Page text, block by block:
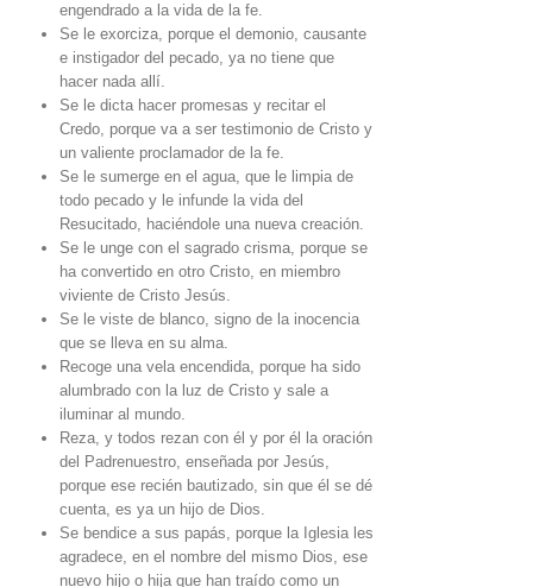
engendrado a la vida de la fe.
Se le exorciza, porque el demonio, causante
e instigador del pecado, ya no tiene que
hacer nada allí.
Se le dicta hacer promesas y recitar el
Credo, porque va a ser testimonio de Cristo y
un valiente proclamador de la fe.
Se le sumerge en el agua, que le limpia de
todo pecado y le infunde la vida del
Resucitado, haciéndole una nueva creación.
Se le unge con el sagrado crisma, porque se
ha convertido en otro Cristo, en miembro
viviente de Cristo Jesús.
Se le viste de blanco, signo de la inocencia
que se lleva en su alma.
Recoge una vela encendida, porque ha sido
alumbrado con la luz de Cristo y sale a
iluminar al mundo.
Reza, y todos rezan con él y por él la oración
del Padrenuestro, enseñada por Jesús,
porque ese recién bautizado, sin que él se dé
cuenta, es ya un hijo de Dios.
Se bendice a sus papás, porque la Iglesia les
agradece, en el nombre del mismo Dios, ese
nuevo hijo o hija que han traído como un